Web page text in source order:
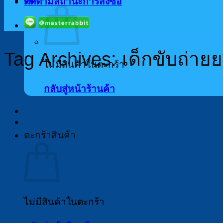
ไม่มีสินค้าในตะกร้า
กลับสู่หน้าร้านค้า
ตะกร้าสินค้า
ไม่มีสินค้าในตะกร้า
Tag Archives:เด็กขับถ่าย